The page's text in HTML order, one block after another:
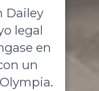
Dailey
legal
en
un